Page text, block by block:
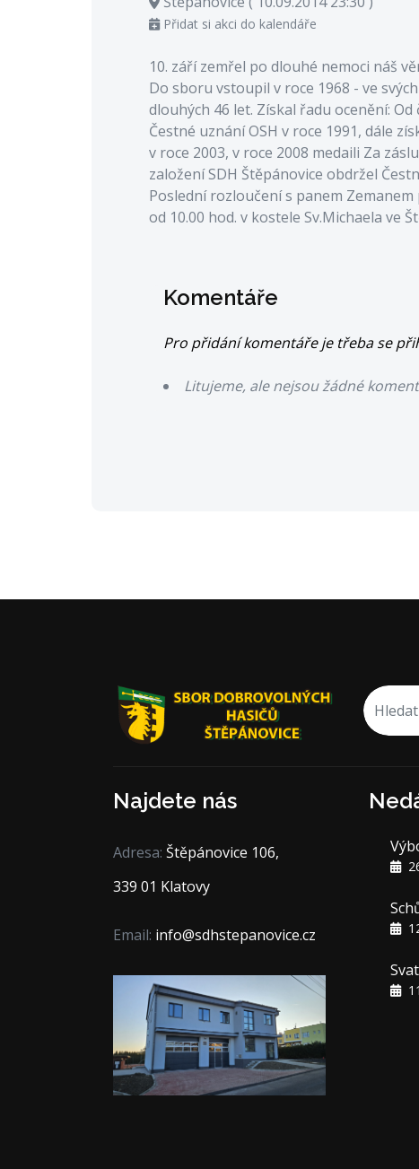
Přidat si akci do kalendáře
10. září zemřel po dlouhé nemoci náš
Do sboru vstoupil v roce 1968 - ve
dlouhých 46 let. Získal řadu ocenění:
Čestné uznání OSH v roce 1991, dále
v roce 2003, v roce 2008 medaili Za
založení SDH Štěpánovice obdržel
Poslední rozloučení s panem
od 10.00 hod. v kostele Sv.Michaela ve
Komentáře
Pro přidání komentáře je třeba se
Litujeme, ale nejsou žádné
Najdete nás
Adresa: Štěpánovice 106,
339 01 Klatovy
Email: info@sdhstepanovice.cz